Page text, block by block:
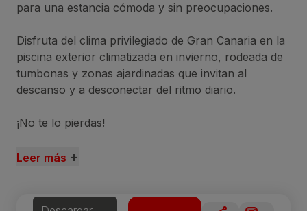
para una estancia cómoda y sin preocupaciones.
Disfruta del clima privilegiado de Gran Canaria en la
piscina exterior climatizada en invierno, rodeada de
tumbonas y zonas ajardinadas que invitan al
descanso y a desconectar del ritmo diario.
¡No te lo pierdas!
Leer más +